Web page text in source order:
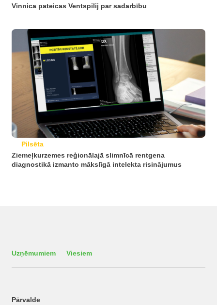
Vinnica pateicas Ventspilij par sadarbību
Pilsēta
Ziemeļkurzemes reģionālajā slimnīcā rentgena
diagnostikā izmanto mākslīgā intelekta risinājumus
Uzņēmumiem Viesiem
Pārvalde